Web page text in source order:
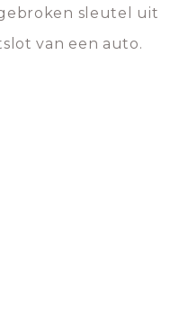
sleutel uit
van een auto.